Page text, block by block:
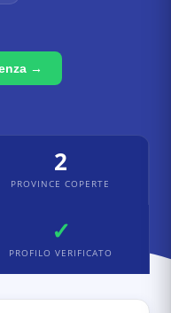
→
2
PROVINCE COPERTE
✓
PROFILO VERIFICATO